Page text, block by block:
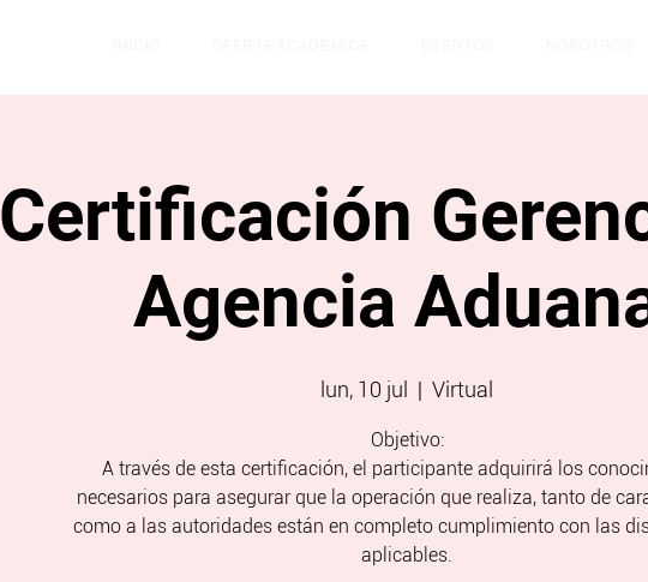
Certificación
Agencia
lun, 10 jul
  |
Virtual
Objetivo:
A través de esta certificación, el participante adquirirá los
necesarios para asegurar que la operación que realiza, tanto de
como a las autoridades están en completo cumplimiento con las
aplicables.